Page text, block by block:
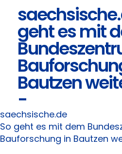
Fachbereiche
Carbonbeton
Suche
nach:
geht es mit
Bautzen
-
saechsische.de
So geht es mit dem
Bauforschung in Bautzen